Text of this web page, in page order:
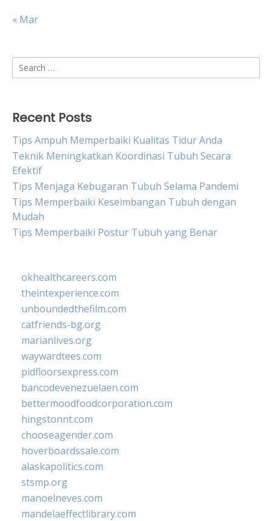
« Mar
Search
for:
Recent Posts
Tips Ampuh Memperbaiki Kualitas Tidur Anda
Teknik Meningkatkan Koordinasi Tubuh Secara
Efektif
Tips Menjaga Kebugaran Tubuh Selama Pandemi
Tips Memperbaiki Keseimbangan Tubuh dengan
Mudah
Tips Memperbaiki Postur Tubuh yang Benar
okhealthcareers.com
theintexperience.com
unboundedthefilm.com
catfriends-bg.org
marianlives.org
waywardtees.com
pidfloorsexpress.com
bancodevenezuelaen.com
bettermoodfoodcorporation.com
hingstonnt.com
chooseagender.com
hoverboardssale.com
alaskapolitics.com
stsmp.org
manoelneves.com
mandelaeffectlibrary.com